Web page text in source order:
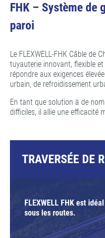
FHK – Système de
paroi
Le FLEXWELL-FHK Câble de
tuyauterie innovant, flexible
répondre aux exigences
urbain, de refroidissement
En tant que solution à de
difficiles, il allie une efficacité
TRAVERSÉE DE
FLEXWELL FHK est
sous les routes.